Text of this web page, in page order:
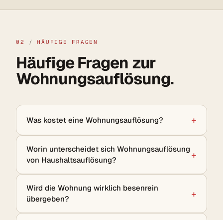
02 / HÄUFIGE FRAGEN
Häufige Fragen zur
Wohnungsauflösung.
Was kostet eine Wohnungsauflösung?
Worin unterscheidet sich Wohnungsauflösung
von Haushaltsauflösung?
Wird die Wohnung wirklich besenrein
übergeben?